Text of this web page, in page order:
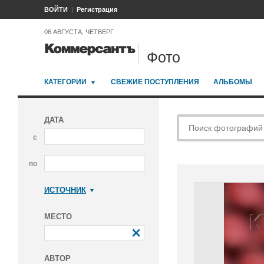
ВОЙТИ Регистрация
06 АВГУСТА, ЧЕТВЕРГ
Фото
КАТЕГОРИИ СВЕЖИЕ ПОСТУПЛЕНИЯ АЛЬБОМЫ
ДАТА
с
по
ИСТОЧНИК
МЕСТО
АВТОР